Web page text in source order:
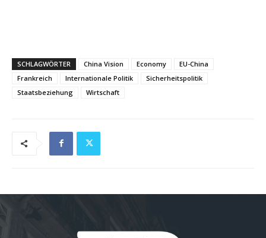
SCHLAGWÖRTER China Vision Economy
EU-China
Frankreich
Internationale Politik
Sicherheitspolitik
Staatsbeziehung
Wirtschaft